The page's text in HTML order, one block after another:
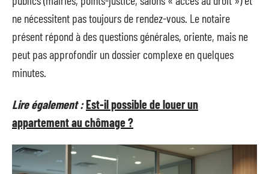
ne nécessitent pas toujours de rendez-vous. Le notaire
présent répond à des questions générales, oriente, mais ne
peut pas approfondir un dossier complexe en quelques
minutes.
Lire également :Est-il possible de louer un
appartement au chômage ?